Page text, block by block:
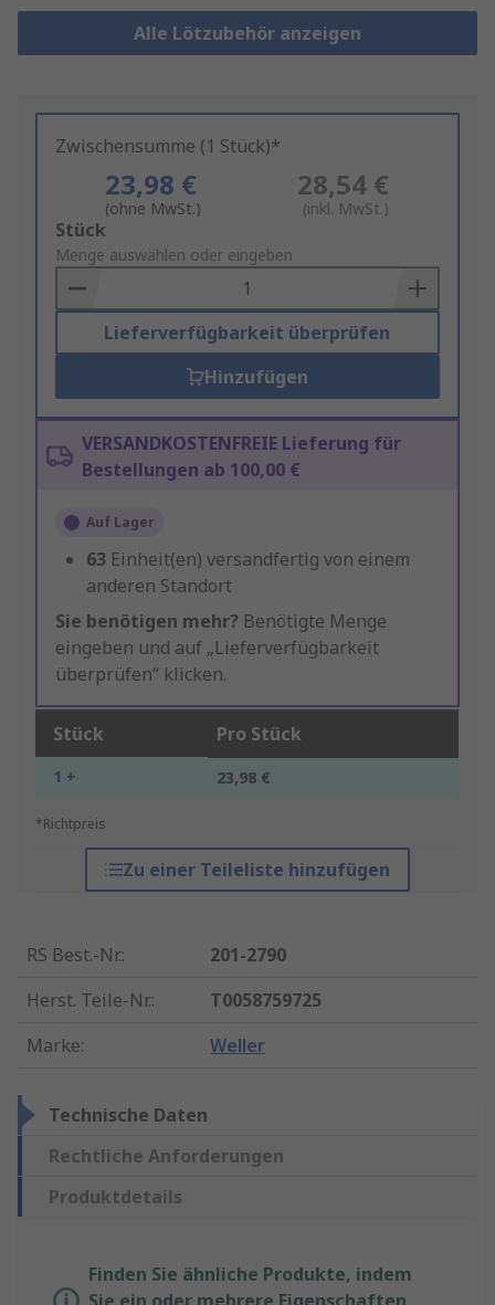
Alle Lötzubehör anzeigen
Zwischensumme (1 Stück)*
23,98 €
(ohne MwSt.)
28,54 €
(inkl. MwSt.)
Add
to
Basket
Stück
Menge auswählen oder eingeben
Lieferverfügbarkeit überprüfen
Hinzufügen
VERSANDKOSTENFREIE Lieferung für
Bestellungen ab 100,00 €
Auf Lager
63 Einheit(en) versandfertig von einem
anderen Standort
Sie benötigen mehr? Benötigte Menge
eingeben und auf „Lieferverfügbarkeit
überprüfen“ klicken.
Stück Pro Stück
1 + 23,98 €
*Richtpreis
Zu einer Teileliste hinzufügen
RS Best.-Nr.:
201-2790
Herst. Teile-Nr.:
T0058759725
Marke: Weller
Technische Daten
Rechtliche Anforderungen
Produktdetails
Finden Sie ähnliche Produkte, indem